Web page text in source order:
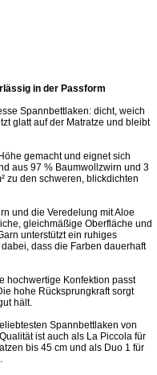
in der Passform
Spannbettlaken: dicht, weich
glatt auf der Matratze und bleibt
gemacht und eignet sich
aus 97 % Baumwollzwirn und 3
zu den schweren, blickdichten
und die Veredelung mit Aloe
gleichmäßige Oberfläche und
unterstützt ein ruhiges
dass die Farben dauerhaft
hochwertige Konfektion passt
hohe Rücksprungkraft sorgt
hält.
Spannbettlaken von
ist auch als La Piccola für
bis 45 cm und als Duo 1 für